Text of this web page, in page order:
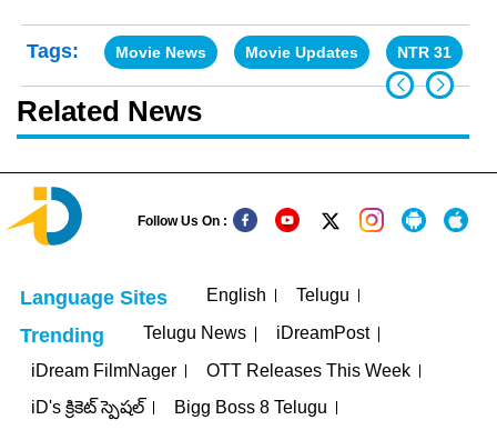
Tags: Movie News Movie Updates NTR 31
Related News
Follow Us On :
Language Sites English Telugu
Trending Telugu News
iDreamPost
iDream FilmNager
OTT Releases This Week
iD's క్రికెట్ స్పెషల్
Bigg Boss 8 Telugu